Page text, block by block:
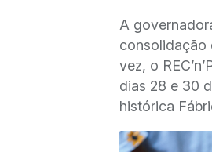
A
consolidação
vez, o
dias 28 e 30
histórica